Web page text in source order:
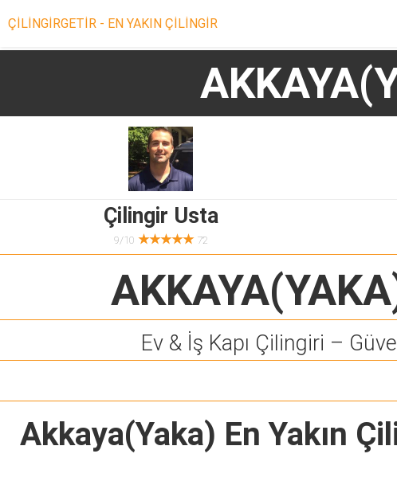
ÇİLİNGİRGETİR - EN YAKIN ÇİLİNGİR
Çilingir Usta
9/10 ★★★★★ 72
Ev & İş Kapı Çilingiri –
Akkaya(Yaka) En Yakın